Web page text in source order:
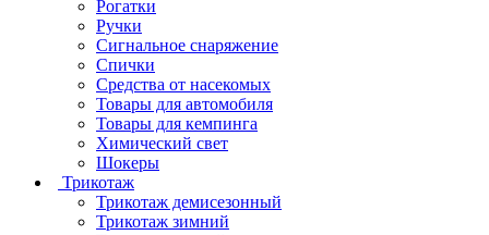
Рогатки
Ручки
Сигнальное снаряжение
Спички
Средства от насекомых
Товары для автомобиля
Товары для кемпинга
Химический свет
Шокеры
Трикотаж
Трикотаж демисезонный
Трикотаж зимний